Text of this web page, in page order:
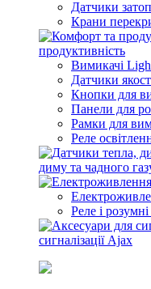
Датчики
Крани
продуктивність
Вимикачі
Датчики
Кнопки для
Панели для
Рамки для
Реле
диму та чадного
Реле і
сигналізації Ajax